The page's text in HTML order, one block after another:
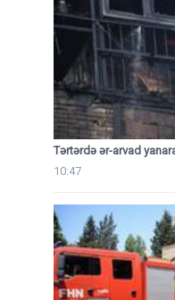
Tərtərdə ər-arvad
10:47